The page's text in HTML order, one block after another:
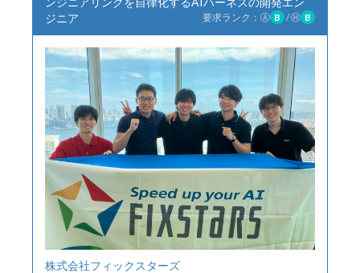
ジニア
要求ランク： Ⓐ B /Ⓗ B
株式会社フィックスターズ